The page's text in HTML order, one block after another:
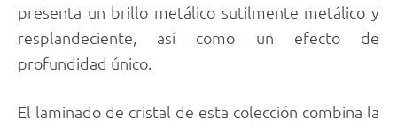
presenta un brillo metálico sutilmente metálico y
resplandeciente, así como un efecto de
profundidad único.
El laminado de cristal de esta colección combina la